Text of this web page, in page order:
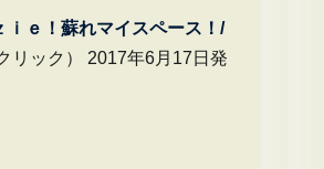
ｉｅ！蘇れマイスペース！/
リック） 2017年6月17日発